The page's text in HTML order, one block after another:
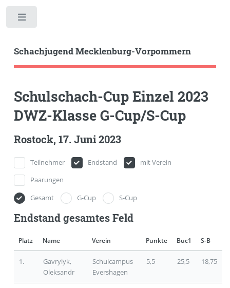
Schachjugend Mecklenburg-Vorpommern
Schulschach-Cup Einzel 2023
DWZ-Klasse G-Cup/S-Cup
Rostock, 17. Juni 2023
Teilnehmer Endstand
mit Verein
Paarungen
Gesamt
G-Cup S-Cup
Endstand gesamtes Feld
Platz Name Verein Punkte Buc1 S-B
1.
Gavrylyk,
Oleksandr
Schulcampus
Evershagen
5,5 25,5 18,75